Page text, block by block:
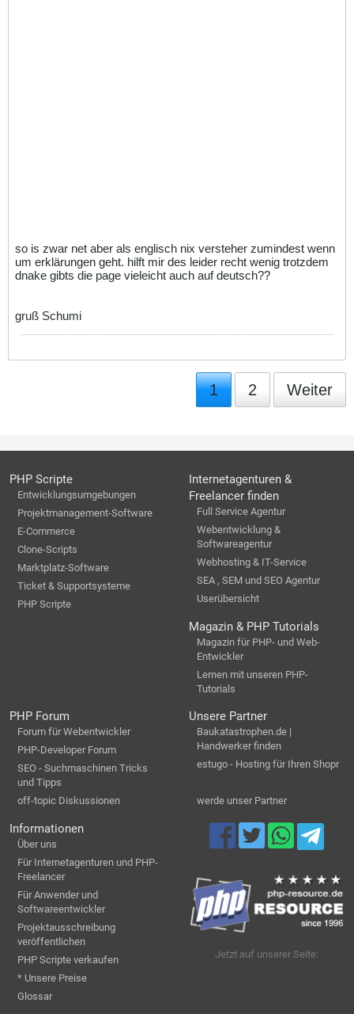
so is zwar net aber als englisch nix versteher zumindest wenn
um erklärungen geht. hilft mir des leider recht wenig trotzdem
dnake gibts die page vieleicht auch auf deutsch??
gruß Schumi
1 2 Weiter
PHP Scripte
Entwicklungsumgebungen
Projektmanagement-Software
E-Commerce
Clone-Scripts
Marktplatz-Software
Ticket & Supportsysteme
PHP Scripte
Internetagenturen &
Freelancer finden
Full Service Agentur
Webentwicklung &
Softwareagentur
Webhosting & IT-Service
SEA , SEM und SEO Agentur
Userübersicht
Magazin & PHP Tutorials
Magazin für PHP- und Web-
Entwickler
Lernen mit unseren PHP-
Tutorials
PHP Forum
Forum für Webentwickler
PHP-Developer Forum
SEO - Suchmaschinen Tricks
und Tipps
off-topic Diskussionen
Unsere Partner
Baukatastrophen.de |
Handwerker finden
estugo - Hosting für Ihren Shopr
werde unser Partner
Informationen
Über uns
Für Internetagenturen und PHP-
Freelancer
Für Anwender und
Softwareentwickler
Projektausschreibung
veröffentlichen
PHP Scripte verkaufen
* Unsere Preise
Glossar
Jetzt auf unserer Seite: